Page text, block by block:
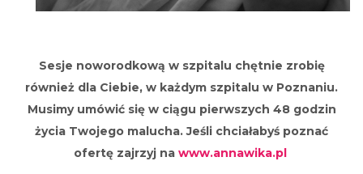
Sesje noworodkową w szpitalu chętnie zrobię
również dla Ciebie, w każdym szpitalu w Poznaniu.
Musimy umówić się w ciągu pierwszych 48 godzin
życia Twojego malucha. Jeśli chciałabyś poznać
ofertę zajrzyj na www.annawika.pl